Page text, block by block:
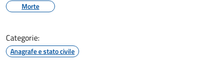
Morte
Categorie:
Anagrafe e stato civile